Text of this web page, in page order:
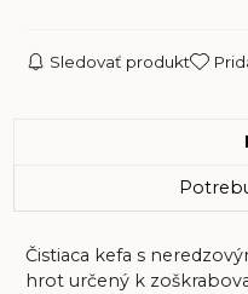
Sledovať produkt
Čistiaca kefa s
hrot určený k